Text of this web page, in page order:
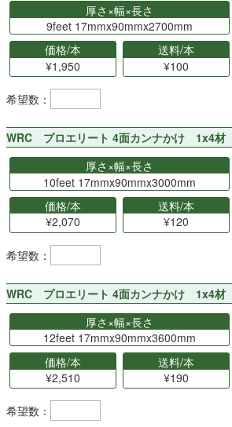
厚さ×幅×長さ
9feet 17mmx90mmx2700mm
価格/本
¥1,950
送料/本
¥100
希望数：
WRC プロエリート 4面カンナかけ 1x4材
厚さ×幅×長さ
10feet 17mmx90mmx3000mm
価格/本
¥2,070
送料/本
¥120
希望数：
WRC プロエリート 4面カンナかけ 1x4材
厚さ×幅×長さ
12feet 17mmx90mmx3600mm
価格/本
¥2,510
送料/本
¥190
希望数：